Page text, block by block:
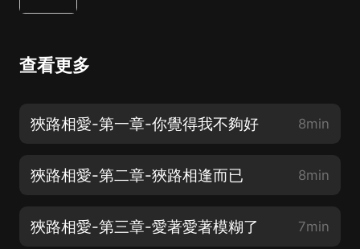
查看更多
狹路相愛-第一章-你覺得我不夠好 8min
狹路相愛-第二章-狹路相逢而已 8min
狹路相愛-第三章-愛著愛著模糊了 7min